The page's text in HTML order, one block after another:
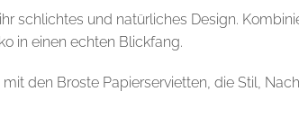
schlichtes und natürliches Design.
in einen echten Blickfang.
den Broste Papierservietten, die Stil,